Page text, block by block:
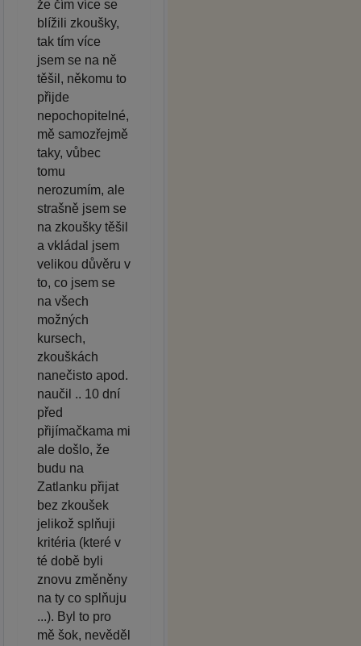
že čím více se
blížili zkoušky,
tak tím více
jsem se na ně
těšil, někomu to
přijde
nepochopitelné,
mě samozřejmě
taky, vůbec
tomu
nerozumím, ale
strašně jsem se
na zkoušky těšil
a vkládal jsem
velikou důvěru v
to, co jsem se
na všech
možných
kursech,
zkouškách
nanečisto apod.
naučil .. 10 dní
před
přijímačkama mi
ale došlo, že
budu na
Zatlanku přijat
bez zkoušek
jelikož splňuji
kritéria (které v
té době byli
znovu změněny
na ty co splňuju
...). Byl to pro
mě šok, nevěděl